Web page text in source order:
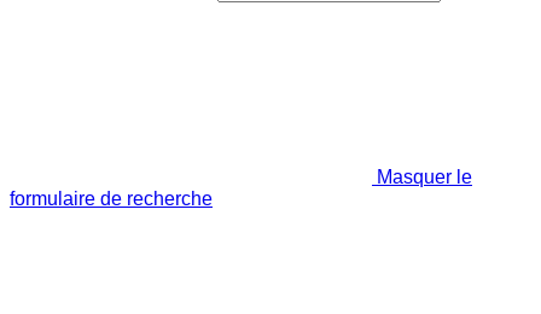
Masquer le
formulaire de recherche